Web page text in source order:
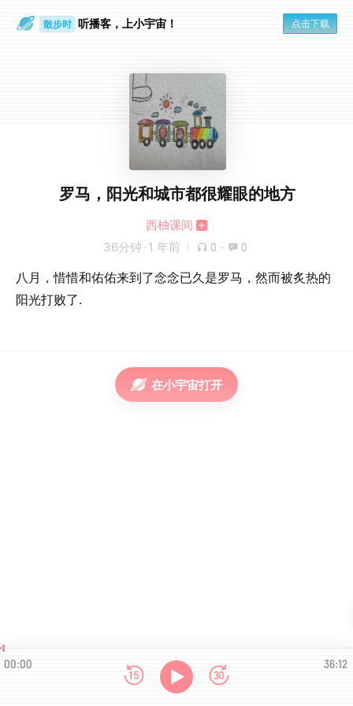
散步时 听播客，上小宇宙！ 点击下载
罗马，阳光和城市都很耀眼的地方
西柚课间
36分钟 · 1 年前 0 · 0
八月，惜惜和佑佑来到了念念已久是罗马，然而被炙热的
阳光打败了.
在小宇宙打开
00:00 36:12